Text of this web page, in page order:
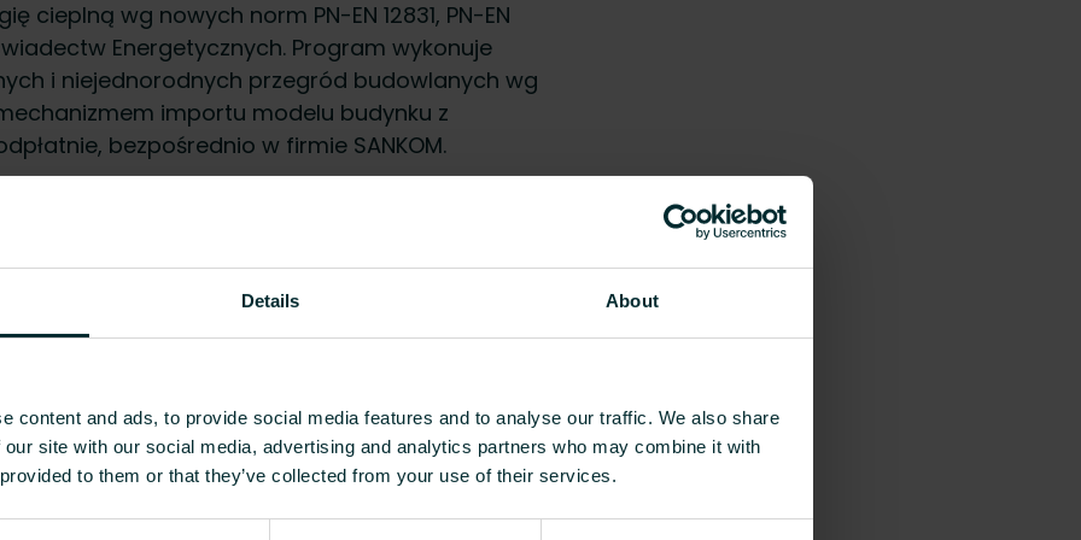
Details About
content and ads, to provide social media features and to analyse our traffic. We also share
site with our social media, advertising and analytics partners who may combine it with
to them or that they’ve collected from your use of their services.
wg nowych norm PN-EN 12831, PN-EN
Energetycznych. Program wykonuje
i niejednorodnych przegród budowlanych wg
importu modelu budynku z
bezpośrednio w firmie SANKOM.
2.0 – są bezterminowymi, bezpłatnymi wersjami
Group Poland Sp. z o.o. przez firmę Sankom.
PURMO GROUP są do nabycia
bez ograniczeń oraz w zależności od
a także wybrane rodzaje grzejników